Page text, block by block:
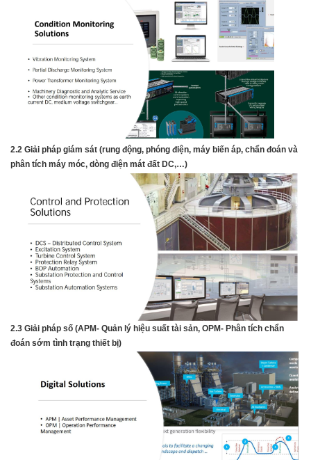
2.2 Giải pháp giám sát (rung động, phóng điện, máy biến áp, chẩn đoán và
phân tích máy móc, dòng điện mát đất DC,…)
2.3 Giải pháp số (APM- Quản lý hiệu suất tài sản, OPM- Phân tích chẩn
đoán sớm tình trạng thiết bị)